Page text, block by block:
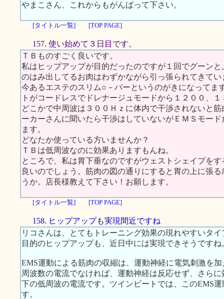
やまこさん、これからもがんばって下さい。
[タイトル一覧] [TOP PAGE]
157. 使い始めて３日目です。
ＴＢものすごく良いです。
私はヒップアップが目的だったのですが１回でグーン
のはみ出してるお肉はわずかながら引っ張られてきて
今あるエステのスリム○－バーというのがきになってま
トがコードレスでドレナージュモードから１２００、
どこかで中周波は３００Ｈｚに体内で干渉されないと
ーカーさんに聞いたら干渉はしていないがＥＭＳモー
ます。
どなたか使っている方いませんか？
ＴＢは低周波なのに効果ありますもんね。
ところで、私は胃下垂なのですがウェストシェイプを
良いのでしょう。筋肉の図の通りにすると胃の上に張
うか。店長様教えて下さい！お願します。
[タイトル一覧] [TOP PAGE]
158. ヒップアップも実現間近ですね
リコさんは、とてもトレーニング効果の現れやすいタ
目的のヒップアップも、近日中には実現できそうですね
EMS運動による筋肉の収縮は、運動神経に電気刺激を
周波数の電流でなければ、運動神経は反応せず、さら
下の低周波の電流です。ツインビートでは、このEMS
す。